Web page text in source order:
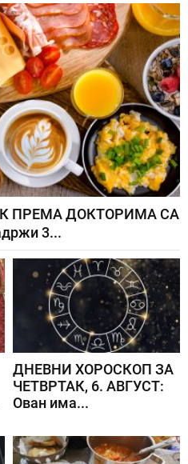
ПРЕМА ДОКТОРИМА СА
3...
ДНЕВНИ ХОРОСКОП ЗА
ЧЕТВРТАК, 6. АВГУСТ:
Ован има...